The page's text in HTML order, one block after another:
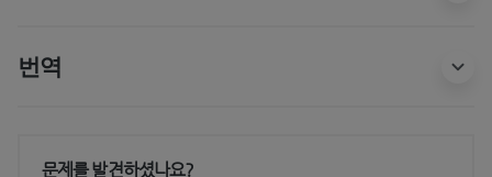
번역
문제를 발견하셨나요?